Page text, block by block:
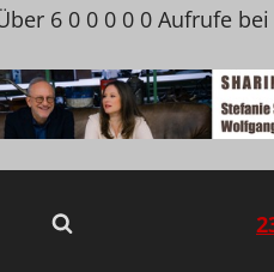
6 0 0 0 0 0 Aufrufe